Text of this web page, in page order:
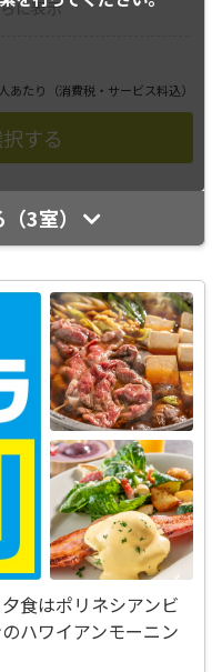
に表示
あたり （消費税・サービス料込）
3室）
食はポリネシアンビ
ハワイアンモーニン